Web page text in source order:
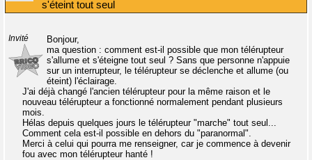
s'éteint tout seul
Invité
Bonjour,
ma question : comment est-il possible que mon télérupteur
s'allume et s'éteigne tout seul ? Sans que personne n'appuie
sur un interrupteur, le télérupteur se déclenche et allume (ou
éteint) l'éclairage.
J'ai déjà changé l'ancien télérupteur pour la même raison et le
nouveau télérupteur a fonctionné normalement pendant plusieurs
mois.
Hélas depuis quelques jours le télérupteur "marche" tout seul...
Comment cela est-il possible en dehors du "paranormal".
Merci à celui qui pourra me renseigner, car je commence à devenir
fou avec mon télérupteur hanté !